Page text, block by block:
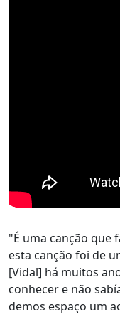
"É uma canção que
esta canção foi de
[Vidal] há muitos
conhecer e não
demos espaço um